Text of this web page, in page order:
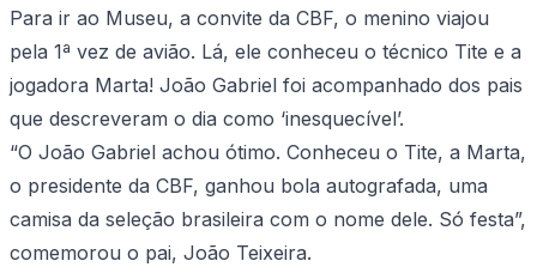
Para ir ao Museu, a convite da CBF, o menino viajou
pela 1ª vez de avião. Lá, ele conheceu o técnico Tite e a
jogadora Marta! João Gabriel foi acompanhado dos pais
que descreveram o dia como ‘inesquecível’.
“O João Gabriel achou ótimo. Conheceu o Tite, a Marta,
o presidente da CBF, ganhou bola autografada, uma
camisa da seleção brasileira com o nome dele. Só festa”,
comemorou o pai, João Teixeira.